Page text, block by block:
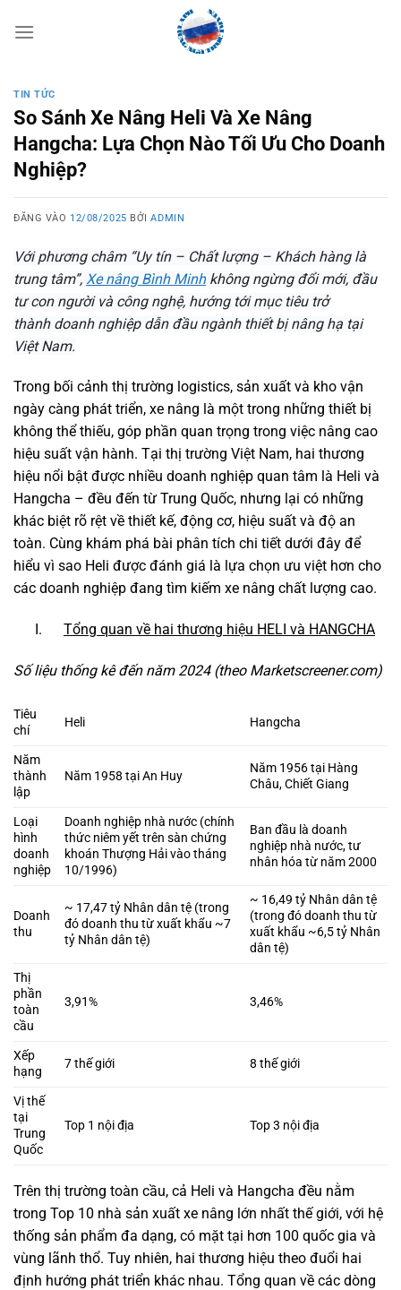
qua
TIN TỨC
So Sánh Xe Nâng Heli Và Xe Nâng
Hangcha: Lựa Chọn Nào Tối Ưu Cho Doanh
Nghiệp?
ĐĂNG VÀO 12/08/2025 BỞIADMIN
Với phương châm “Uy tín – Chất lượng – Khách hàng là
trung tâm”, Xe nâng Bình Minh không ngừng đổi mới, đầu
tư con người và công nghệ, hướng tới mục tiêu trở
thành doanh nghiệp dẫn đầu ngành thiết bị nâng hạ tại
Việt Nam.
Trong bối cảnh thị trường logistics, sản xuất và kho vận
ngày càng phát triển, xe nâng là một trong những thiết bị
không thể thiếu, góp phần quan trọng trong việc nâng cao
hiệu suất vận hành. Tại thị trường Việt Nam, hai thương
hiệu nổi bật được nhiều doanh nghiệp quan tâm là Heli và
Hangcha – đều đến từ Trung Quốc, nhưng lại có những
khác biệt rõ rệt về thiết kế, động cơ, hiệu suất và độ an
toàn. Cùng khám phá bài phân tích chi tiết dưới đây để
hiểu vì sao Heli được đánh giá là lựa chọn ưu việt hơn cho
các doanh nghiệp đang tìm kiếm xe nâng chất lượng cao.
I. Tổng quan về hai thương hiệu HELI và HANGCHA
Số liệu thống kê đến năm 2024 (theo Marketscreener.com)
Tiêu
chí
Heli Hangcha
Năm
thành
lập
Năm 1958 tại An Huy
Năm 1956 tại Hàng
Châu, Chiết Giang
Loại
hình
doanh
nghiệp
Doanh nghiệp nhà nước (chính
thức niêm yết trên sàn chứng
khoán Thượng Hải vào tháng
10/1996)
Ban đầu là doanh
nghiệp nhà nước, tư
nhân hóa từ năm 2000
Doanh
thu
~ 17,47 tỷ Nhân dân tệ (trong
đó doanh thu từ xuất khẩu ~7
tỷ Nhân dân tệ)
~ 16,49 tỷ Nhân dân tệ
(trong đó doanh thu từ
xuất khẩu ~6,5 tỷ Nhân
dân tệ)
Thị
phần
toàn
cầu
3,91% 3,46%
Xếp
hạng
7 thế giới 8 thế giới
Vị thế
tại
Trung
Quốc
Top 1 nội địa Top 3 nội địa
Trên thị trường toàn cầu, cả Heli và Hangcha đều nằm
trong Top 10 nhà sản xuất xe nâng lớn nhất thế giới, với hệ
thống sản phẩm đa dạng, có mặt tại hơn 100 quốc gia và
vùng lãnh thổ. Tuy nhiên, hai thương hiệu theo đuổi hai
định hướng phát triển khác nhau. Tổng quan về các dòng